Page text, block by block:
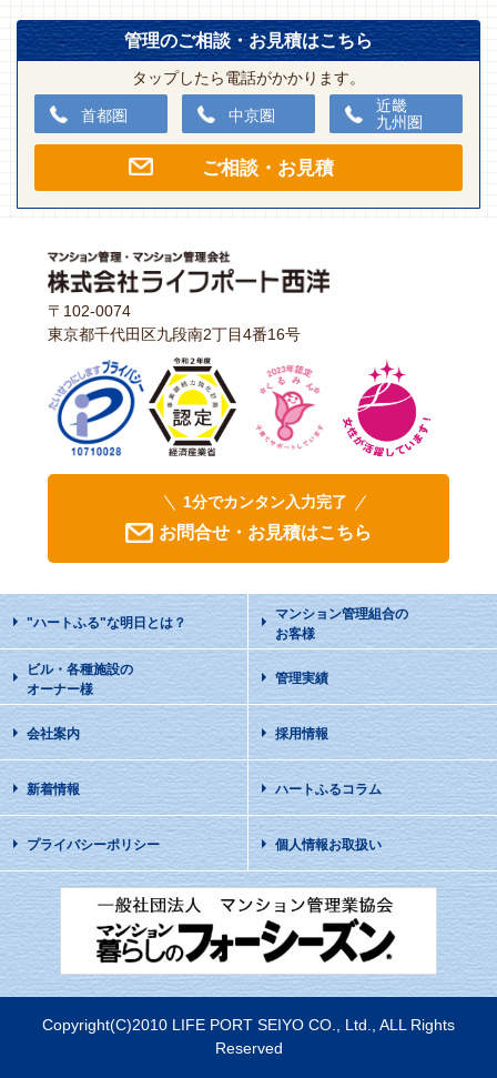
管理のご相談・お見積はこちら
タップしたら電話がかかります。
首都圏 中京圏
近畿
九州圏
ご相談・お見積
〒102-0074
東京都千代田区九段南2丁目4番16号
1分でカンタン入力完了
お問合せ・お見積はこちら
"ハートふる"な明日 とは？
マンション管理組合の
お客様
ビル・各種施設の
オーナー様
管理実績
会社案内 採用情報
新着情報 ハートふるコラム
プライバシーポリシー 個人情報お取扱い
Copyright(C)2010 LIFE PORT SEIYO CO., Ltd., ALL Rights
Reserved